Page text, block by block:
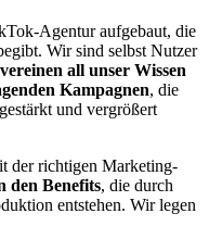
Agentur aufgebaut, die
Wir sind selbst Nutzer
all unser Wissen
Kampagnen, die
und vergrößert
der richtigen Marketing-
den Benefits, die durch
entstehen. Wir legen